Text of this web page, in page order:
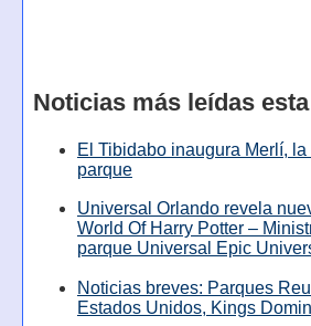
Noticias más leídas
El Tibidabo inaugura Merlí,
parque
Universal Orlando revela
World Of Harry Potter –
parque Universal Epic
Noticias breves: Parques
Estados Unidos, Kings